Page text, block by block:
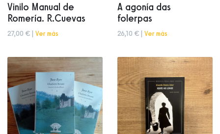
Vinilo Manual de
Romería. R.Cuevas
27,00 € | Ver más
A agonía das
folerpas
26,10 € | Ver más